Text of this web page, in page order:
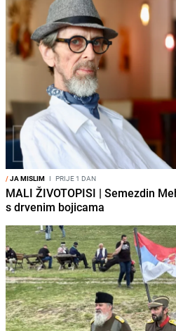
/JA MISLIM I PRIJE 1 DAN
MALI ŽIVOTOPISI | Semezdin
s drvenim bojicama